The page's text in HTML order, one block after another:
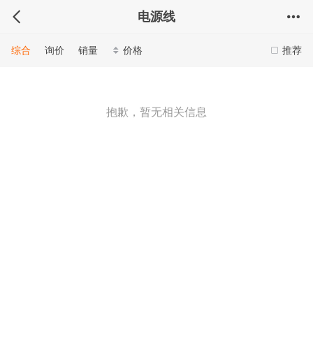
电源线
推荐
综合 询价 销量 价格
抱歉，暂无相关信息